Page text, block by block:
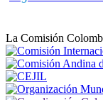
La Comisión